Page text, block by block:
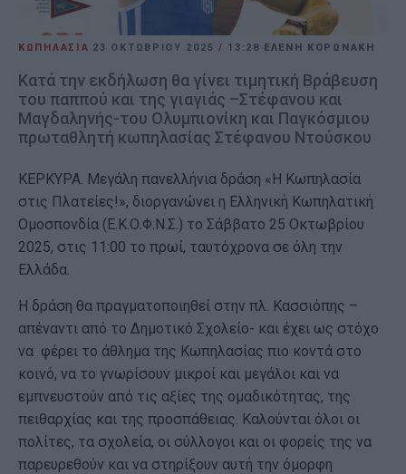
ΚΩΠΗΛΑΣΙΑ 23 ΟΚΤΩΒΡΊΟΥ 2025 / 13:28 ΕΛΕΝΗ ΚΟΡΩΝΑΚΗ
Κατά την εκδήλωση θα γίνει τιμητική Βράβευση
του παππού και της γιαγιάς –Στέφανου και
Μαγδαληνής-του Ολυμπιονίκη και Παγκόσμιου
πρωταθλητή κωπηλασίας Στέφανου Ντούσκου
ΚΕΡΚΥΡΑ. Μεγάλη πανελλήνια δράση «Η Κωπηλασία
στις Πλατείες!», διοργανώνει η Ελληνική Κωπηλατική
Ομοσπονδία (Ε.Κ.Ο.Φ.Ν.Σ.) το Σάββατο 25 Οκτωβρίου
2025, στις 11:00 το πρωί, ταυτόχρονα σε όλη την
Ελλάδα.
Η δράση θα πραγματοποιηθεί στην πλ. Κασσιόπης –
απέναντι από το Δημοτικό Σχολείο- και έχει ως στόχο
να φέρει το άθλημα της Κωπηλασίας πιο κοντά στο
κοινό, να το γνωρίσουν μικροί και μεγάλοι και να
εμπνευστούν από τις αξίες της ομαδικότητας, της
πειθαρχίας και της προσπάθειας. Καλούνται όλοι οι
πολίτες, τα σχολεία, οι σύλλογοι και οι φορείς της να
παρευρεθούν και να στηρίξουν αυτή την όμορφη